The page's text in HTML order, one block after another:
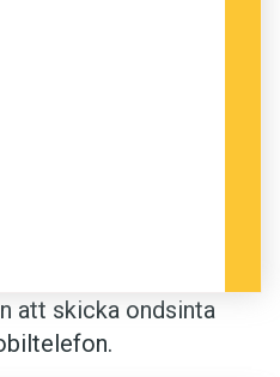
att skicka ondsinta